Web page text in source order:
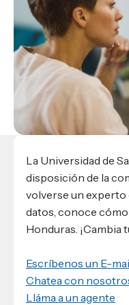
Escuela de
Escuela de
Escuela de
Ver toda la oferta
Escuela
Datos de contacto
+504 2561-8727
Ave.
Honduras, C.A.
EXCELENCIA USAP
Lifelong Learning
Responsabilidad
Empleabilidad
¿Que es USAP+?
RECURSOS
Ayuda en línea
Guía de Servicios
Manual M365
Manual Moddle
Normas
USAP
La Universidad de
disposición de la
volverse un experto
datos, conoce
Honduras. ¡Cambia
Escríbenos un E-
Chatea con
Lláma a un agente